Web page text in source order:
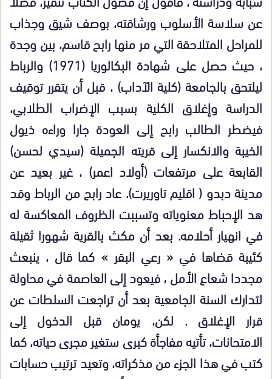
عن سلاسة الأسلوب ورشاقته، بوصف شيق وجذاب
للمراحل المتلاحقة التي مر منها رابح قاسم، بين وجدة
، حيث حصل على شهادة البكالوريا (1971) والرباط
ليلتحق بالجامعة (كلية الآداب) ، قبل أن يتقرر توقيف
الدراسة وإغلاق الكلية بسبب الإضراب الطلابي،
فيضطر الطالب رابح إلى العودة جارا وراءه ذيول
الخيبة والانكسار إلى قريته الجميلة (سيدي لحسن)
القابعة على مرتفعات (أولاد اعمر) ، غير بعيد عن
مدينة دبدو ( اقليم تاوريرت). عاد رابح من الرباط وقد
هد الإحباط معنوياته وتسببت الظروف المعاكسة له
في انهيار أحلامه. بعد أن مكث بالقرية شهورا ثقيلة
كئيبة قضاها في « رعي البقر » كما قال ، ينبعث
مجددا شعاع الأمل ، فيعود إلى العاصمة في محاولة
لتدارك السنة الجامعية بعد أن تراجعت السلطات عن
قرار الإغلاق . لكن، يومان قبل الدخول إلى
الامتحانات، تأتيه مفاجأة كبرى ستغير مجرى حياته، كما
كتب في هذا الجزء من مذكراته، وتعيد ترتيب حسابات